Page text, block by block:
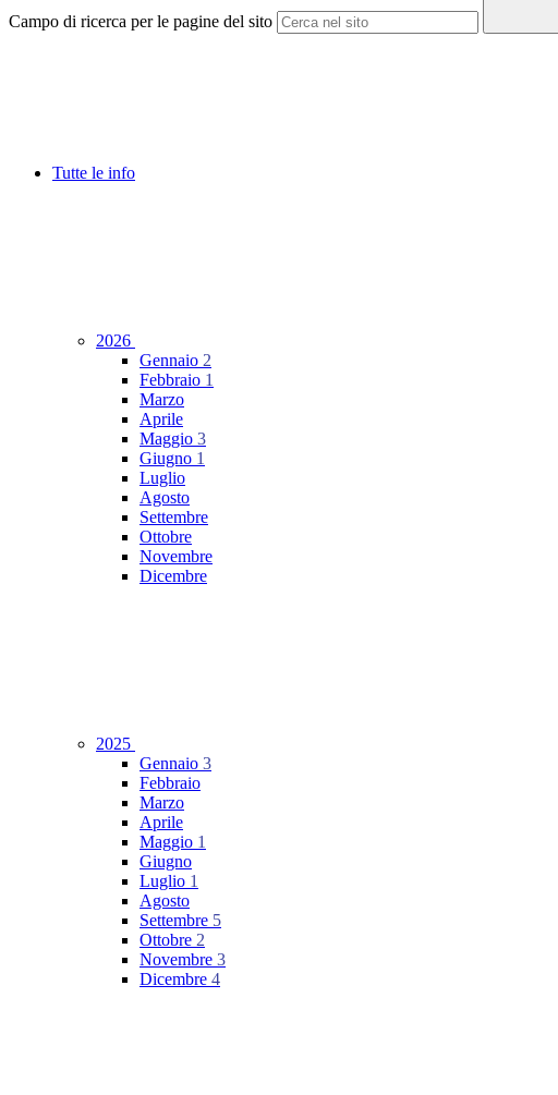
Campo di ricerca per le pagine del sito
Tutte le info
2026
Gennaio 2
Febbraio 1
Marzo
Aprile
Maggio 3
Giugno 1
Luglio
Agosto
Settembre
Ottobre
Novembre
Dicembre
2025
Gennaio 3
Febbraio
Marzo
Aprile
Maggio 1
Giugno
Luglio 1
Agosto
Settembre 5
Ottobre 2
Novembre 3
Dicembre 4